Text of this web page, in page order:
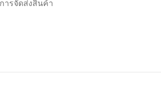
การจัดส่งสินค้า